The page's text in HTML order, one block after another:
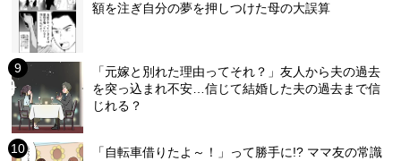
額を注ぎ自分の夢を押しつけた母の大誤算
「元嫁と別れた理由ってそれ？」友人から夫の過去
を突っ込まれ不安…信じて結婚した夫の過去まで信
じれる？
「自転車借りたよ～！」って勝手に!? ママ友の常識